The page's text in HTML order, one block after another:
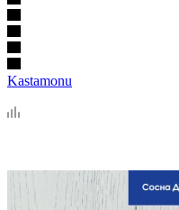
Kastamonu